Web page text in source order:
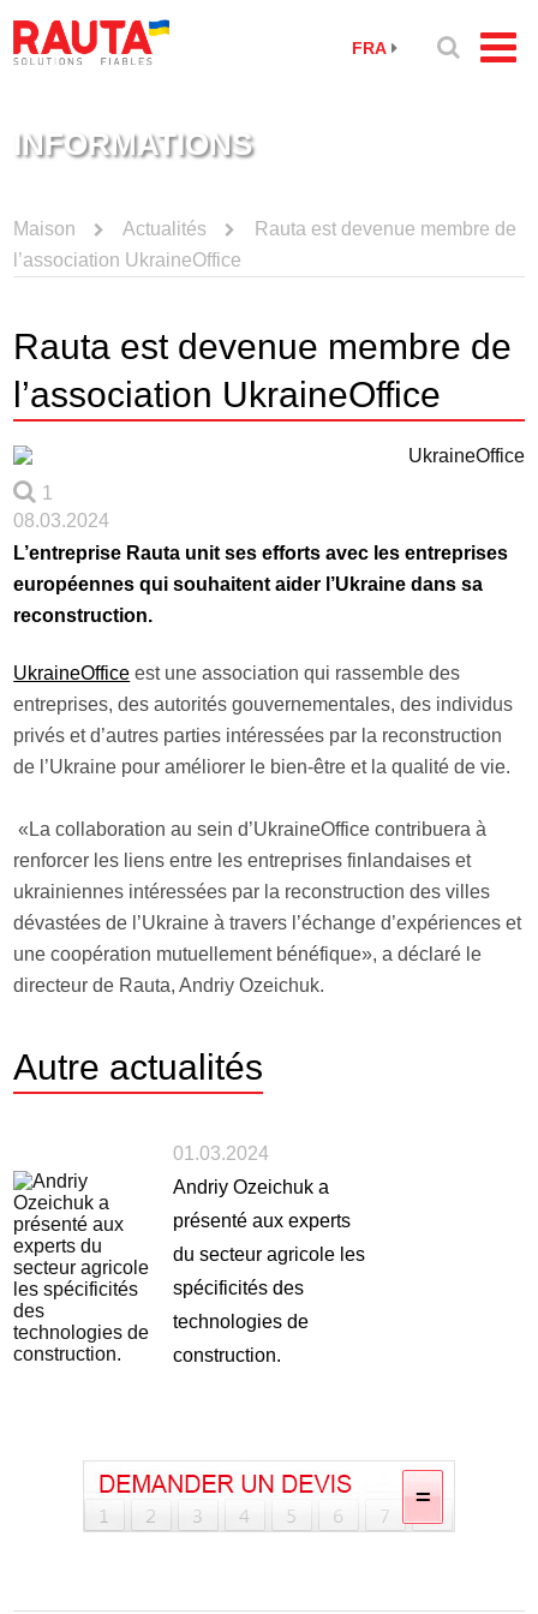
FRA
INFORMATIONS
Maison Actualités
Rauta est devenue membre de
l’association UkraineOffice
Rauta est devenue membre de
l’association UkraineOffice
1
08.03.2024
L’entreprise Rauta unit ses efforts avec les entreprises
européennes qui souhaitent aider l’Ukraine dans sa
reconstruction.
UkraineOffice est une association qui rassemble des
entreprises, des autorités gouvernementales, des individus
privés et d’autres parties intéressées par la reconstruction
de l’Ukraine pour améliorer le bien-être et la qualité de vie.
«La collaboration au sein d’UkraineOffice contribuera à
renforcer les liens entre les entreprises finlandaises et
ukrainiennes intéressées par la reconstruction des villes
dévastées de l’Ukraine à travers l’échange d’expériences et
une coopération mutuellement bénéfique», a déclaré le
directeur de Rauta, Andriy Ozeichuk.
Autre actualités
01.03.2024
Andriy Ozeichuk a
présenté aux experts
du secteur agricole les
spécificités des
technologies de
construction.